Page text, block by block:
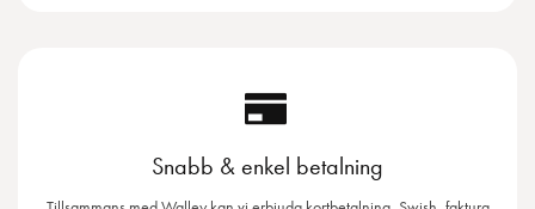
Snabb & enkel betalning